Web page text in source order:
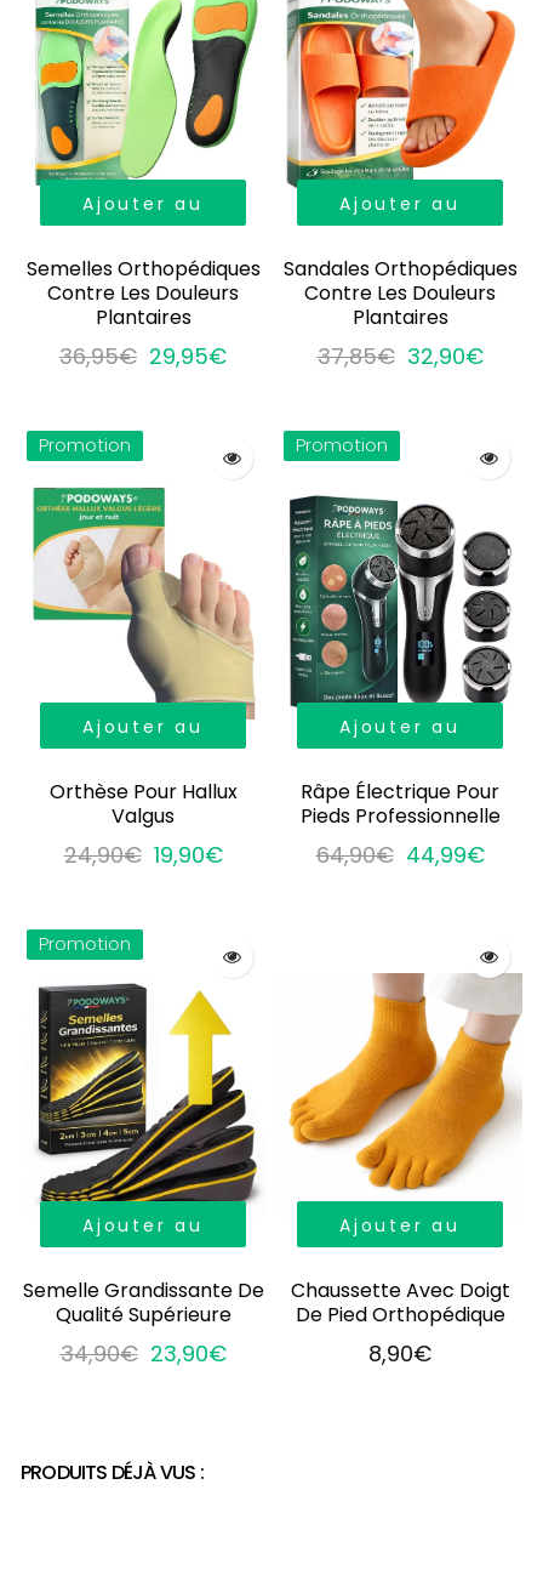
Ajouter au
Semelles Orthopédiques
Contre Les Douleurs
Plantaires
36,95€ 29,95€
Ajouter au
Sandales Orthopédiques
Contre Les Douleurs
Plantaires
37,85€ 32,90€
Promotion
Ajouter au
Orthèse Pour Hallux
Valgus
24,90€ 19,90€
Promotion
Ajouter au
Râpe Électrique Pour
Pieds Professionnelle
64,90€ 44,99€
Promotion
Ajouter au
Semelle Grandissante De
Qualité Supérieure
34,90€ 23,90€
Ajouter au
Chaussette Avec Doigt
De Pied Orthopédique
8,90€
PRODUITS DÉJÀ VUS :